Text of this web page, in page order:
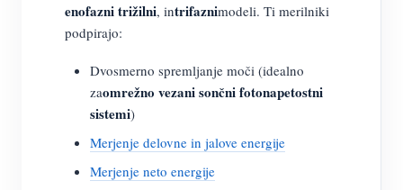
enofazni trižilni, intrifaznimodeli. Ti merilniki
podpirajo:
Dvosmerno spremljanje moči (idealno
zaomrežno vezani sončni fotonapetostni
sistemi)
Merjenje delovne in jalove energije
Merjenje neto energije